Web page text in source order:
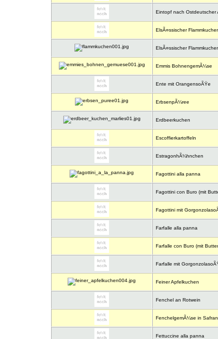
Eintopf nach Ostdeutscher
ElsÃ¤ssischer
ElsÃ¤ssischer
Emmis BohnengemÃ¼se
Ente mit OrangensoÃŸe
ErbsenpÃ¼ree
Erdbeerkuchen
Escoffierkartoffeln
EstragonhÃ¼hnchen
Fagottini alla panna
Fagottini con Buro (mit
Fagottini mit
Farfalle alla panna
Farfalle con Buro (mit
Farfalle mit
Feiner Apfelkuchen
Fenchel an Rotwein
FenchelgemÃ¼se in
Fettuccine alla panna